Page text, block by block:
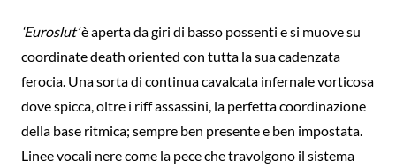
‘Euroslut’è aperta da giri di basso possenti e si muove su
coordinate death oriented con tutta la sua cadenzata
ferocia. Una sorta di continua cavalcata infernale vorticosa
dove spicca, oltre i riff assassini, la perfetta coordinazione
della base ritmica; sempre ben presente e ben impostata.
Linee vocali nere come la pece che travolgono il sistema